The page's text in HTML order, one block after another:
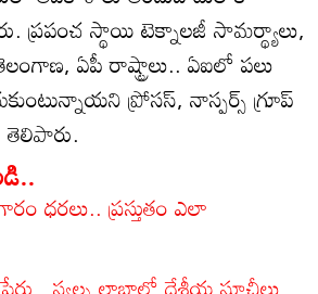
ప్రపంచ స్థాయి టెక్నాలజీ సామర్థ్యాలు,
ఏపీ రాష్ట్రాలు.. ఏఐలో పలు
ప్రోసస్‌, నాస్పర్స్‌ గ్రూప్‌
ధరలు.. ప్రస్తుతం ఎలా